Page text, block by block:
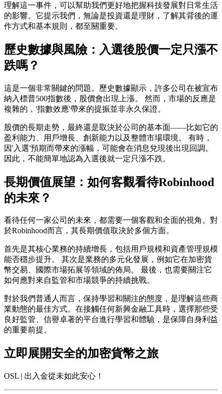
理解這一事件，可以幫助我們更好地把握科技發展對日常生活
的影響。它提示我們，無論是投資還是理財，了解其背後的運
作方式和基本規則，都至關重要。
歷史數據與風險：入選後股價一定只漲不
跌嗎？
這是一個非常關鍵的問題。歷史數據顯示，許多公司在被宣布
納入標普500指數後，股價會出現上漲。 然而，市場的反應是
複雜的，'指數效應'帶來的提振並非永久保證。
股價的長期走勢，最終還是取決於公司的基本面——比如它的
盈利能力、用戶增長、創新能力以及整體市場環境。 有時，
因'入選'預期而帶來的漲幅，可能會在消息兌現後出現回調。
因此，不能簡單地認為入選後就一定只漲不跌。
長期價值展望：如何客觀看待Robinhood
的未來？
看待任何一家公司的未來，都需要一個客觀和全面的視角。對
於Robinhood而言，其長期價值取決於多個方面。
首先是其核心業務的持續增長，包括用戶規模和資產管理規模
能否穩步提升。 其次是業務的多元化發展，例如它在加密貨
幣交易、國際市場拓展等領域的佈局。 最後，也需要關注它
如何應對來自監管和市場競爭的持續挑戰。
對於我們普通人而言，保持學習和關注的態度，是理解這些商
業動態的最佳方式。在接觸任何新興金融工具時，選擇那些受
良好監管、信譽卓著的平台進行學習和體驗，是保障自身利益
的重要前提。
立即展開安全的加密貨幣之旅
OSL | 出入金從未如此安心！